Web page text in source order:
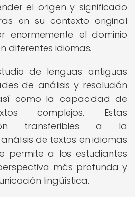
el origen y significado
en su contexto original
enormemente el dominio
diferentes idiomas.
de lenguas antiguas
de análisis y resolución
como la capacidad de
complejos. Estas
transferibles a la
de textos en idiomas
permite a los estudiantes
más profunda y
lingüística.